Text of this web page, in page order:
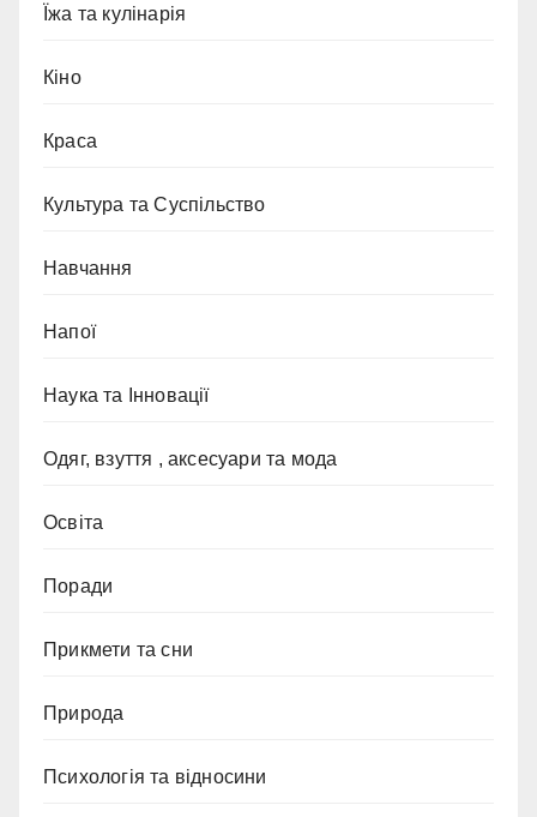
Їжа та кулінарія
Кіно
Краса
Культура та Суспільство
Навчання
Напої
Наука та Інновації
Одяг, взуття , аксесуари та мода
Освіта
Поради
Прикмети та сни
Природа
Психологія та відносини